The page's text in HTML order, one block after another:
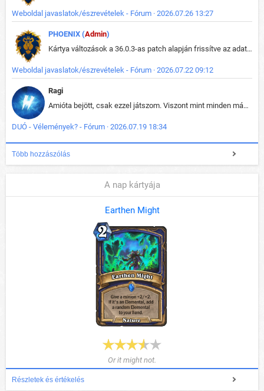
Weboldal javaslatok/észrevételek - Fórum · 2026.07.26 13:27
PHOENIX (Admin)
Kártya változások a 36.0.3-as patch alapján frissítve az adatbázisban (képek is cserélve).
Weboldal javaslatok/észrevételek - Fórum · 2026.07.22 09:12
Ragi
Amióta bejött, csak ezzel játszom. Viszont mint minden más - akár az alapjáték is, ez is baromira összetett lett. Néha már pár kör után is esélytelen az egész. Vagy irreállisan túltápol valaki, vagy lelép a partner, vagy csak hülye mint a segg. És amikor eljönne az én időm, na akkor jön el mindenki másé is. Engem jobban érdekelne, hogy ki milyen ratingen szokott játszani. Na ez lenne egy érdekes adat.
DUÓ - Vélemények? - Fórum · 2026.07.19 18:34
Több hozzászólás
A nap kártyája
Earthen Might
Or it might not.
Részletek és értékelés